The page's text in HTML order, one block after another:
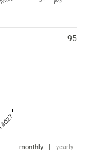
95
monthly yearly